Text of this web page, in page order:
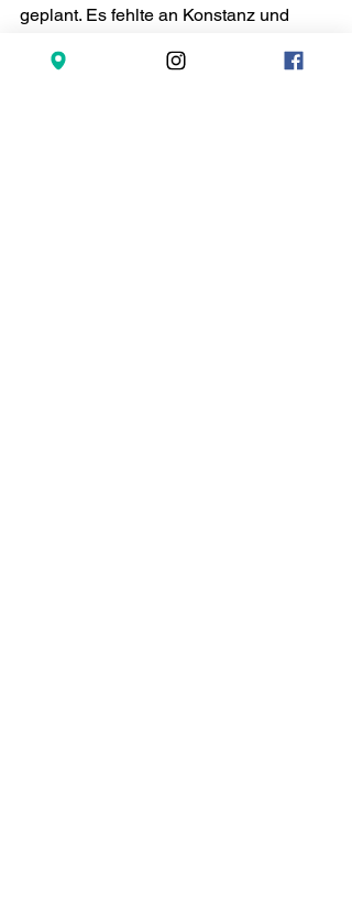
geplant. Es fehlte an Konstanz und
insgesamt im Einsatz uund trotzdem